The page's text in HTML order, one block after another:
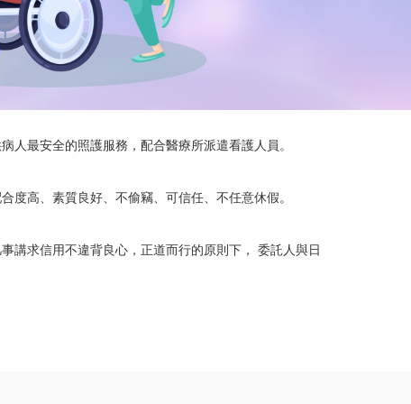
人最安全的照護服務，配合醫療所派遣看護人員。
度高、素質良好、不偷竊、可信任、不任意休假。
講求信用不違背良心，正道而行的原則下， 委託人與日